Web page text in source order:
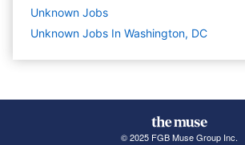
Unknown Jobs
Unknown Jobs In Washington, DC
© 2025 FGB Muse Group Inc.